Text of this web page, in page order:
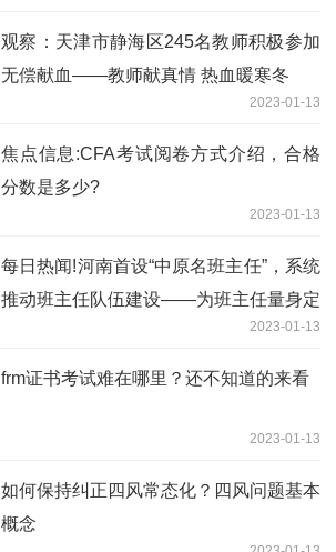
观察：天津市静海区245名教师积极参加
无偿献血——教师献真情 热血暖寒冬
2023-01-13
焦点信息:CFA考试阅卷方式介绍，合格
分数是多少?
2023-01-13
每日热闻!河南首设“中原名班主任”，系统
推动班主任队伍建设——为班主任量身定
2023-01-13
frm证书考试难在哪里？还不知道的来看
2023-01-13
如何保持纠正四风常态化？四风问题基本
概念